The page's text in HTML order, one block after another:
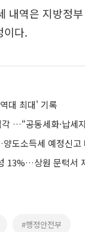
내역은 지방정
이다.
대 최대' 기록
…“공동세화·납세
도소득세 예정신고
13%…상원 문턱서
#행정안전부